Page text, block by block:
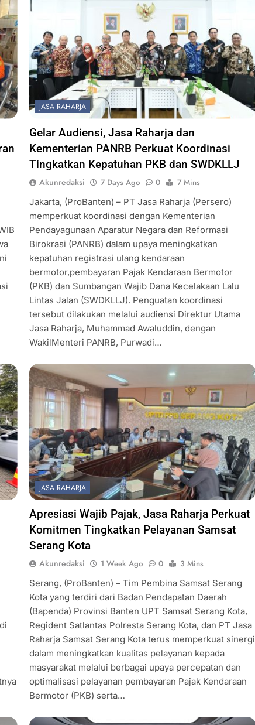
JASA RAHARJA
Gelar Audiensi, Jasa Raharja dan
Kementerian PANRB Perkuat Koordinasi
Tingkatkan Kepatuhan PKB dan SWDKLLJ
Akunredaksi 7 Days Ago 0
7 Mins
Jakarta, (ProBanten) – PT Jasa Raharja (Persero)
memperkuat koordinasi dengan Kementerian
Pendayagunaan Aparatur Negara dan Reformasi
Birokrasi (PANRB) dalam upaya meningkatkan
kepatuhan registrasi ulang kendaraan
bermotor,pembayaran Pajak Kendaraan Bermotor
(PKB) dan Sumbangan Wajib Dana Kecelakaan Lalu
Lintas Jalan (SWDKLLJ). Penguatan koordinasi
tersebut dilakukan melalui audiensi Direktur Utama
Jasa Raharja, Muhammad Awaluddin, dengan
WakilMenteri PANRB, Purwadi…
JASA RAHARJA
Apresiasi Wajib Pajak, Jasa Raharja Perkuat
Komitmen Tingkatkan Pelayanan Samsat
Serang Kota
Akunredaksi 1 Week Ago 0
3 Mins
Serang, (ProBanten) – Tim Pembina Samsat Serang
Kota yang terdiri dari Badan Pendapatan Daerah
(Bapenda) Provinsi Banten UPT Samsat Serang Kota,
Regident Satlantas Polresta Serang Kota, dan PT Jasa
Raharja Samsat Serang Kota terus memperkuat sinergi
dalam meningkatkan kualitas pelayanan kepada
masyarakat melalui berbagai upaya percepatan dan
optimalisasi pelayanan pembayaran Pajak Kendaraan
Bermotor (PKB) serta…